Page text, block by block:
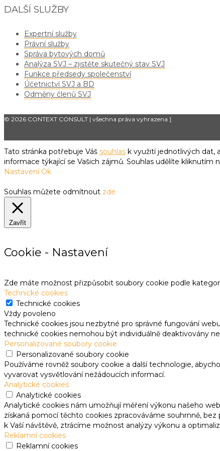
DALŠÍ SLUŽBY
Expertní služby
Právní služby
Správa bytových domů
Analýza SVJ – zjistěte skutečný stav SVJ
Funkce předsedy společenství
Účetnictví SVJ a BD
Odměny členů SVJ
© 2026 CONTEXT CONSULT | všechna práva vyhrazena ]
Tato stránka potřebuje Váš souhlas k využití jednotlivých dat,
informace týkající se Vašich zájmů. Souhlas udělíte kliknutím
Nastavení Ok
Souhlas můžete odmítnout zde
Zavřít
Cookie - Nastavení
Zde máte možnost přizpůsobit soubory cookie podle
Technické cookies
Technické cookies
Vždy povoleno
Technické cookies jsou nezbytné pro správné fungování
technické cookies nemohou být individuálně deaktivovány
Personalizované soubory cookie
Personalizované soubory cookie
Používáme rovněž soubory cookie a další technologie,
vyvarovat vysvětlování nežádoucích informací.
Analytické cookies
Analytické cookies
Analytické cookies nám umožňují měření výkonu našeho
získaná pomocí těchto cookies zpracováváme souhrnně,
k Vaší návštěvě, ztrácíme možnost analýzy výkonu a
Reklamní cookies
Reklamní cookies